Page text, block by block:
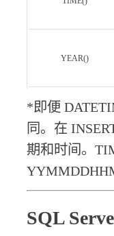
YEAR()
*即便
同。在
期和时间。
SQL